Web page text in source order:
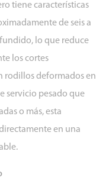
tiene características
de seis a
lo que reduce
los cortes
rodillos deformados en
servicio pesado que
o más, esta
en una